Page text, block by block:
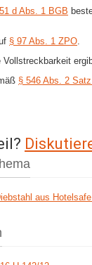
d Abs. 1 BGB
§ 97 Abs. 1 ZPO
§ 546 Abs. 2
aus